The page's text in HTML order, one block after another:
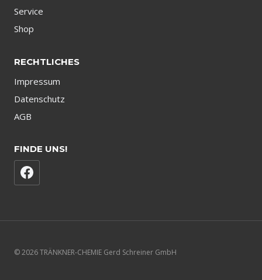
Service
Shop
RECHTLICHES
Impressum
Datenschutz
AGB
FINDE UNS!
© 2026 TRÄNKNER-CHEMIE Gerd Schreiner GmbH